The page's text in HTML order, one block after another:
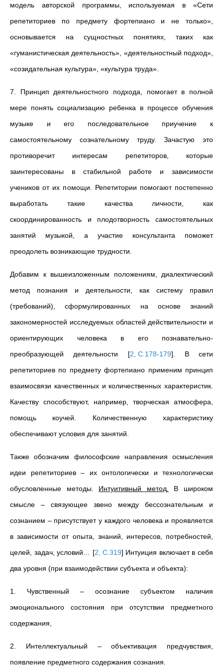
модель авторской программы, используемая в «Сети
репетиториев по предмету фортепиано и не только»,
основывается на сущностных понятиях, таких как
«гуманистическая деятельность», «деятельностный подход»,
«созидательная культура», «культура труда».
7. Принцип деятельностного подхода, помогает в полной
мере понять социализацию ребенка в процессе обучения
музыке и его последовательное приучение к
самостоятельному сознательному труду. Зачастую это
противоречит интересам репетиторов, которые
заинтересованы в стабильной работе и зависимости
учеников от их помощи. Репетитории помогают постепенно
выработать такие качества личности, как
скоординированность и плодотворность самостоятельных
занятий музыкой, а участие консультанта поможет
преодолеть возникающие трудности.
Добавим к вышеизложенным положениям, диалектический
метод познания и деятельности, как систему правил
(требований), сформулированных на основе знаний
закономерностей исследуемых областей действительности и
ориентирующих человека в его познавательно-
преобразующей деятельности [2, C.178-179] . В сети
репетиториев по предмету фортепиано применим принцип
взаимосвязи качественных и количественных характеристик.
Качеству способствуют, например, творческая атмосфера,
помощь коучей. Количественную характеристику
обеспечивают условия для занятий.
Также обозначим философские направления осмысления
идеи репетиториев – их онтологически и технологически
обусловленные методы. Интуитивный метод
В широком
смысле – связующее звено между бессознательным и
сознанием – присутствует у каждого человека и проявляется
в зависимости от опыта, знаний, интересов, потребностей,
целей, задач, условий… [2, С.319] Интуиция включает в себя
два уровня (при взаимодействии субъекта и объекта):
1. Чувственный – осознание субъектом наличия
эмоционального состояния при отсутствии предметного
содержания,
2. Интеллектуальный – объективация предчувствия,
появление предметного содержания сознания.